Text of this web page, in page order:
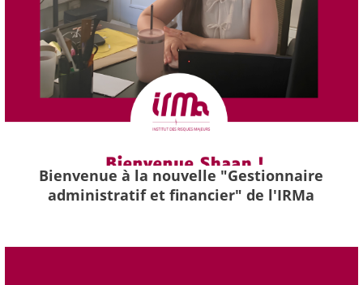
Bienvenue à la nouvelle "Gestionnaire
administratif et financier" de l'IRMa